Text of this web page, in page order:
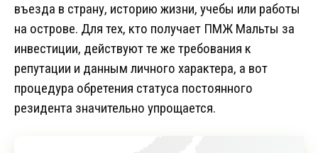
въезда в страну, историю жизни, учебы или работы
на острове. Для тех, кто получает ПМЖ Мальты за
инвестиции, действуют те же требования к
репутации и данным личного характера, а вот
процедура обретения статуса постоянного
резидента значительно упрощается.